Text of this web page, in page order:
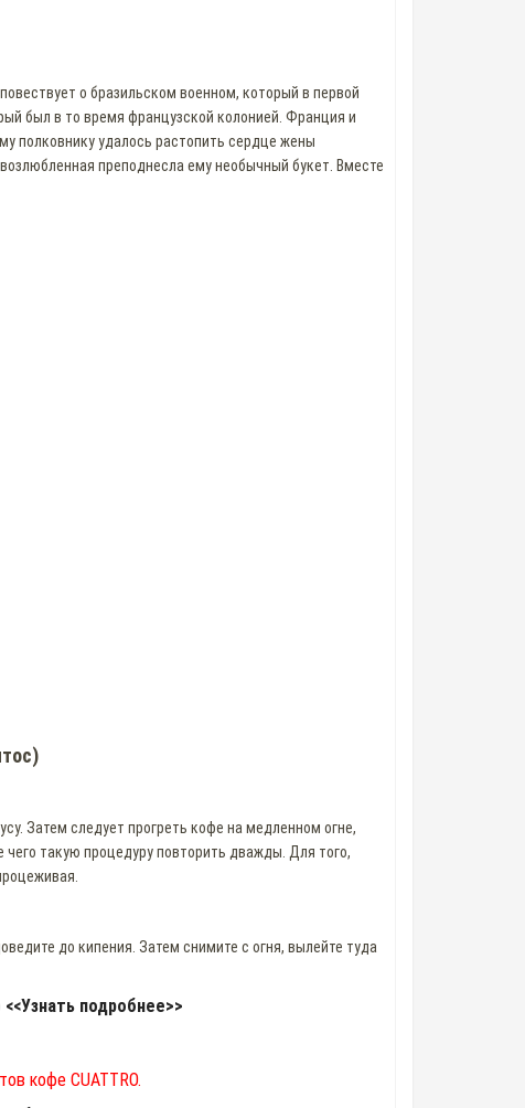
о бразильском военном, который в первой
был в то время французской колонией. Франция и
полковнику удалось растопить сердце жены
преподнесла ему необычный букет. Вместе
Затем следует прогреть кофе на медленном огне,
чего такую процедуру повторить дважды. Для того,
до кипения. Затем снимите с огня, вылейте туда
подробнее>>
кофе CUATTRO.